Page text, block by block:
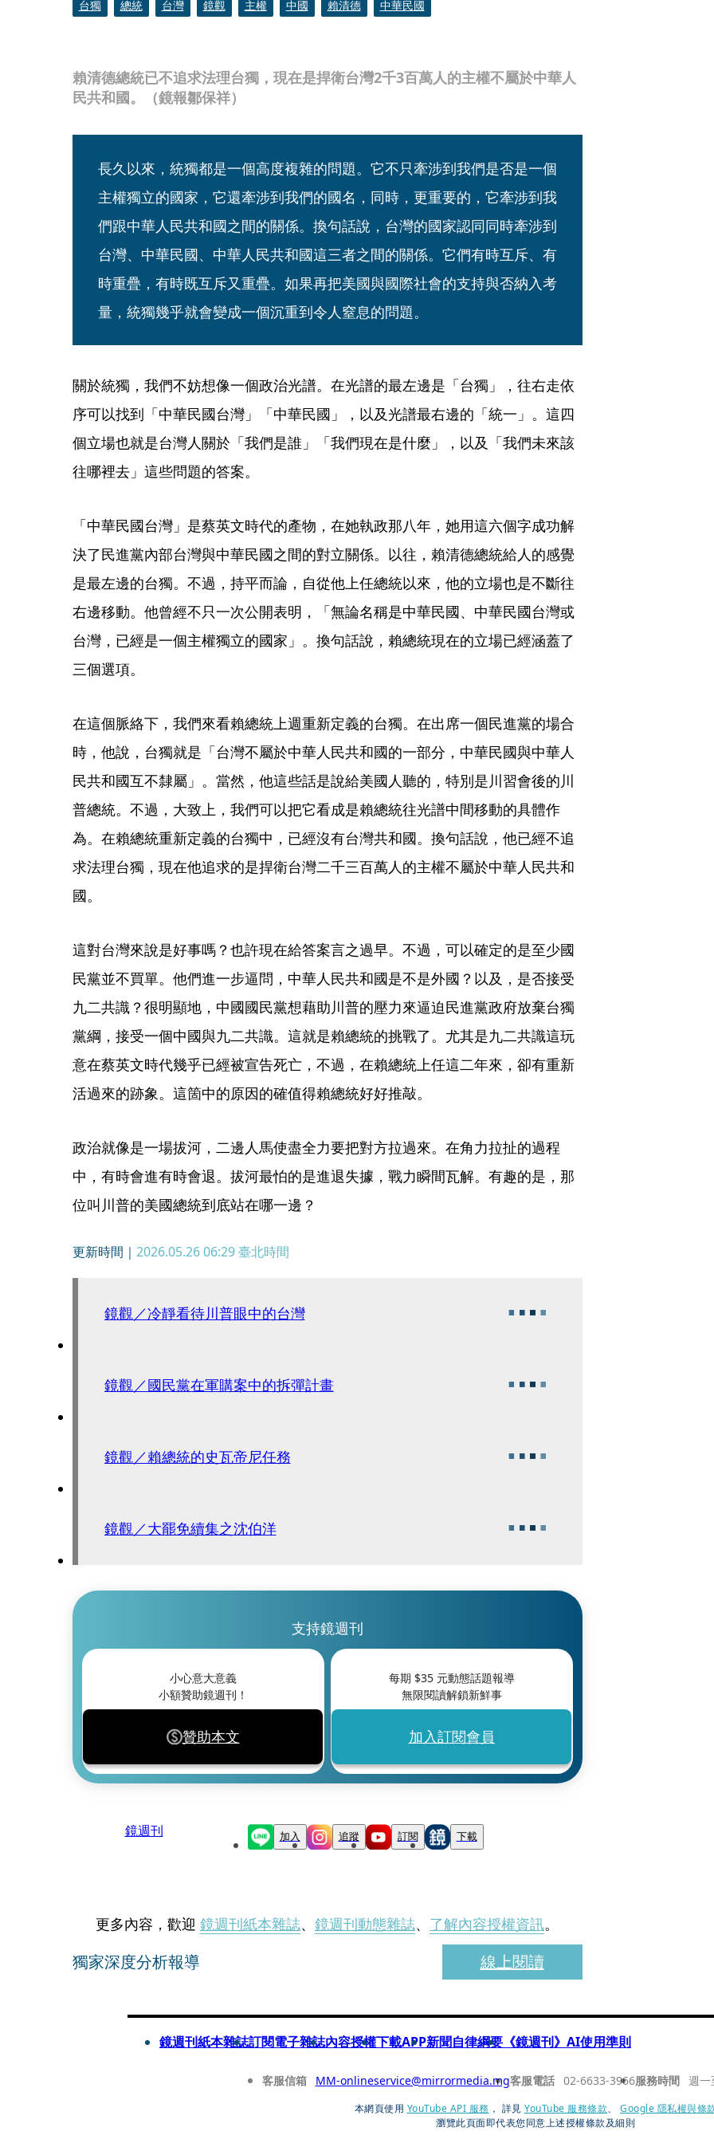
賴清德總統已不追求法理台獨，現在是捍衛台灣2千3百萬人的主權不屬於中華人
民共和國。（鏡報鄒保祥）
台獨 總統 台灣 鏡觀 主權 中國 賴清德 中華民國
長久以來，統獨都是一個高度複雜的問題。它不只牽涉到我們是否是一個
主權獨立的國家，它還牽涉到我們的國名，同時，更重要的，它牽涉到我
們跟中華人民共和國之間的關係。換句話說，台灣的國家認同同時牽涉到
台灣、中華民國、中華人民共和國這三者之間的關係。它們有時互斥、有
時重疊，有時既互斥又重疊。如果再把美國與國際社會的支持與否納入考
量，統獨幾乎就會變成一個沉重到令人窒息的問題。
關於統獨，我們不妨想像一個政治光譜。在光譜的最左邊是「台獨」，往右走依
序可以找到「中華民國台灣」「中華民國」，以及光譜最右邊的「統一」。這四
個立場也就是台灣人關於「我們是誰」「我們現在是什麼」，以及「我們未來該
往哪裡去」這些問題的答案。
「中華民國台灣」是蔡英文時代的產物，在她執政那八年，她用這六個字成功解
決了民進黨內部台灣與中華民國之間的對立關係。以往，賴清德總統給人的感覺
是最左邊的台獨。不過，持平而論，自從他上任總統以來，他的立場也是不斷往
右邊移動。他曾經不只一次公開表明，「無論名稱是中華民國、中華民國台灣或
台灣，已經是一個主權獨立的國家」。換句話說，賴總統現在的立場已經涵蓋了
三個選項。
在這個脈絡下，我們來看賴總統上週重新定義的台獨。在出席一個民進黨的場合
時，他說，台獨就是「台灣不屬於中華人民共和國的一部分，中華民國與中華人
民共和國互不隸屬」。當然，他這些話是說給美國人聽的，特別是川習會後的川
普總統。不過，大致上，我們可以把它看成是賴總統往光譜中間移動的具體作
為。在賴總統重新定義的台獨中，已經沒有台灣共和國。換句話說，他已經不追
求法理台獨，現在他追求的是捍衛台灣二千三百萬人的主權不屬於中華人民共和
國。
這對台灣來說是好事嗎？也許現在給答案言之過早。不過，可以確定的是至少國
民黨並不買單。他們進一步逼問，中華人民共和國是不是外國？以及，是否接受
九二共識？很明顯地，中國國民黨想藉助川普的壓力來逼迫民進黨政府放棄台獨
黨綱，接受一個中國與九二共識。這就是賴總統的挑戰了。尤其是九二共識這玩
意在蔡英文時代幾乎已經被宣告死亡，不過，在賴總統上任這二年來，卻有重新
活過來的跡象。這箇中的原因的確值得賴總統好好推敲。
政治就像是一場拔河，二邊人馬使盡全力要把對方拉過來。在角力拉扯的過程
中，有時會進有時會退。拔河最怕的是進退失據，戰力瞬間瓦解。有趣的是，那
位叫川普的美國總統到底站在哪一邊？
更新時間｜ 2026.05.26 06:29臺北時間
鏡觀／冷靜看待川普眼中的台灣
鏡觀／國民黨在軍購案中的拆彈計畫
鏡觀／賴總統的史瓦帝尼任務
鏡觀／大罷免續集之沈伯洋
支持鏡週刊
小心意大意義
小額贊助鏡週刊！
贊助本文
每期 $35元動態話題報導
無限閱讀解鎖新鮮事
加入訂閱會員
鏡週刊 加入 追蹤 訂閱 下載
更多內容，歡迎 鏡週刊紙本雜誌、 鏡週刊動態雜誌、 了解內容授權資訊。
獨家深度分析報導 線上閱讀
鏡週刊紙本雜誌訂閱電子雜誌內容授權下載APP新聞自律綱要 《鏡週刊》AI使用準則
客服信箱 MM-onlineservice@mirrormedia.mg客服電話 02-6633-3966服務時間 週一
本網頁使用 YouTube API 服務 ， 詳見 YouTube 服務條款、
Google 隱私權與條
瀏覽此頁面即代表您同意上述授權條款及細則